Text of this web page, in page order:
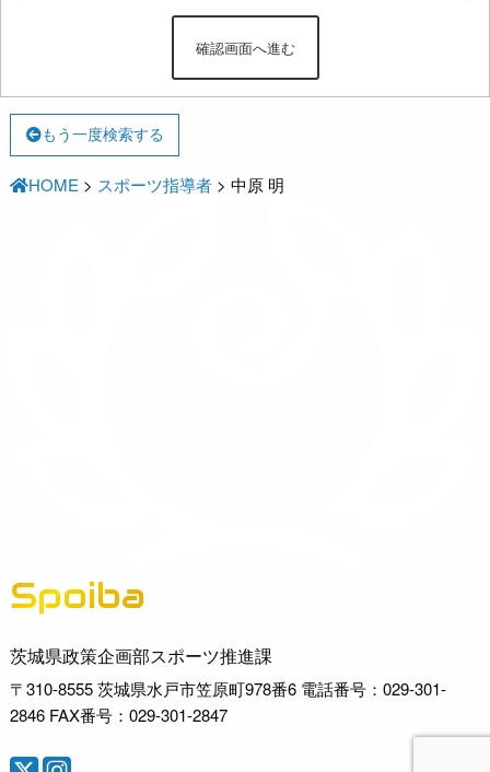
もう一度検索する
HOME > スポーツ指導者 >中原 明
Spoiba
茨城県政策企画部スポーツ推進課
〒310-8555 茨城県水戸市笠原町978番6 電話番号：029-301-
2846 FAX番号：029-301-2847